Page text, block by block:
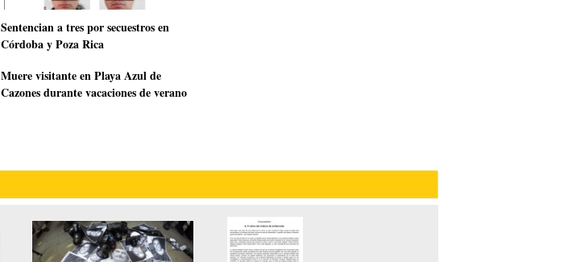
Sentencian a tres por secuestros en
Córdoba y Poza Rica
Muere visitante en Playa Azul de
Cazones durante vacaciones de verano